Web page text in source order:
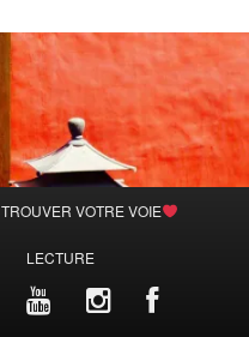
TROUVER VOTRE VOIE
LECTURE